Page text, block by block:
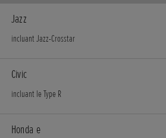
Jazz
incluant Jazz-Crosstar
Civic
incluant le Type R
Honda e